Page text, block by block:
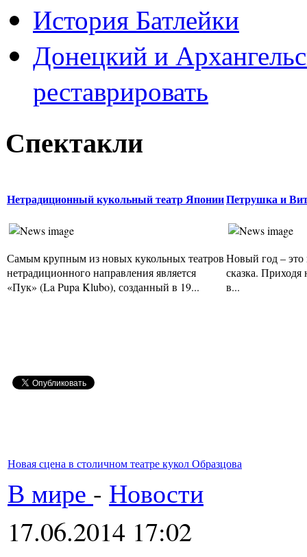
История Батлейки
Донецкий и
реставрировать
Спектакли
Нетрадиционный кукольный театр Японии
Самым крупным из новых кукольных театров
нетрадиционного направления является
«Пук» (La Pupa Klubo), созданный в 19...
Петрушка и
Новый год – это
сказка.
в...
Новая сцена в столичном театре кукол Образцова
В мире - Новости
17.06.2014 17:02